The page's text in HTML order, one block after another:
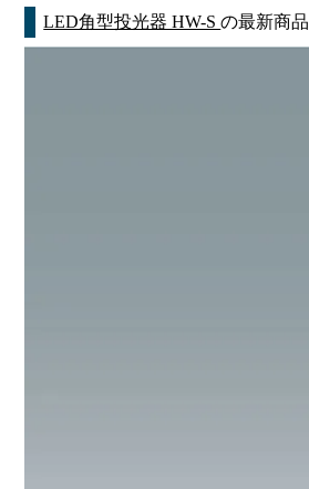
LED角型投光器 HW-Sの最新商品